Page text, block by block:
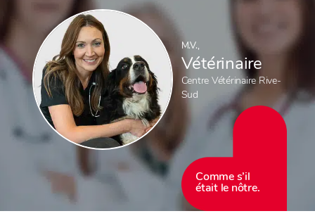
M.V.,
Vétérinaire
Centre Vétérinaire Rive-
Sud
Comme s’il
était le nôtre.